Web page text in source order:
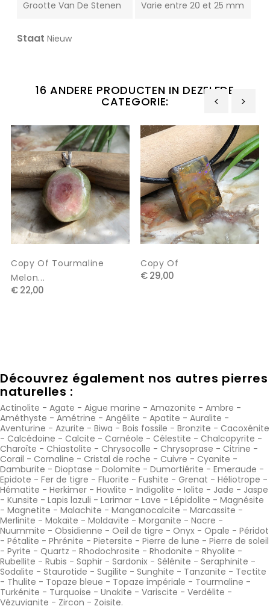
Grootte Van De Stenen Varie entre 20 et 25 mm
Staat Nieuw
16 ANDERE PRODUCTEN IN DEZELFDE
CATEGORIE:
Copy Of Tourmaline
Melon...
€ 22,00
Copy Of
€ 29,00
‹ ›
Découvrez également nos autres pierres
naturelles :
Actinolite - Agate - Aigue marine - Amazonite - Ambre -
Améthyste - Amétrine - Angélite - Apatite - Auralite -
Aventurine - Azurite - Biwa - Bois fossile - Bronzite - Cacoxénite
- Calcédoine - Calcite - Carnéole - Célestite - Chalcopyrite -
Charoïte - Chiastolite - Chrysocolle - Chrysoprase - Citrine -
Corail - Cornaline - Cristal de roche - Cuivre - Cyanite -
Damburite - Dioptase - Dolomite - Dumortiérite - Emeraude -
Epidote - Fer de tigre - Fluorite - Fushite - Grenat - Héliotrope -
Hématite - Herkimer - Howlite - Indigolite - Iolite - Jade - Jaspe
- Kunsite - Lapis lazuli - Larimar - Lave - Lépidolite - Magnésite
- Magnetite - Malachite - Manganocalcite - Marcassite -
Merlinite - Mokaïte - Moldavite - Morganite - Nacre -
Nuummite - Obsidienne - Oeil de tigre - Onyx - Opale - Péridot
- Pétalite - Phrénite - Pietersite - Pierre de lune - Pierre de soleil
- Pyrite - Quartz - Rhodochrosite - Rhodonite - Rhyolite -
Rubellite - Rubis - Saphir - Sardonix - Sélénite - Seraphinite -
Sodalite - Staurotide - Sugilite - Sunghite - Tanzanite - Tectite
- Thulite - Topaze bleue - Topaze impériale - Tourmaline -
Turkénite - Turquoise - Unakite - Variscite - Verdélite -
Vézuvianite - Zircon - Zoisite.